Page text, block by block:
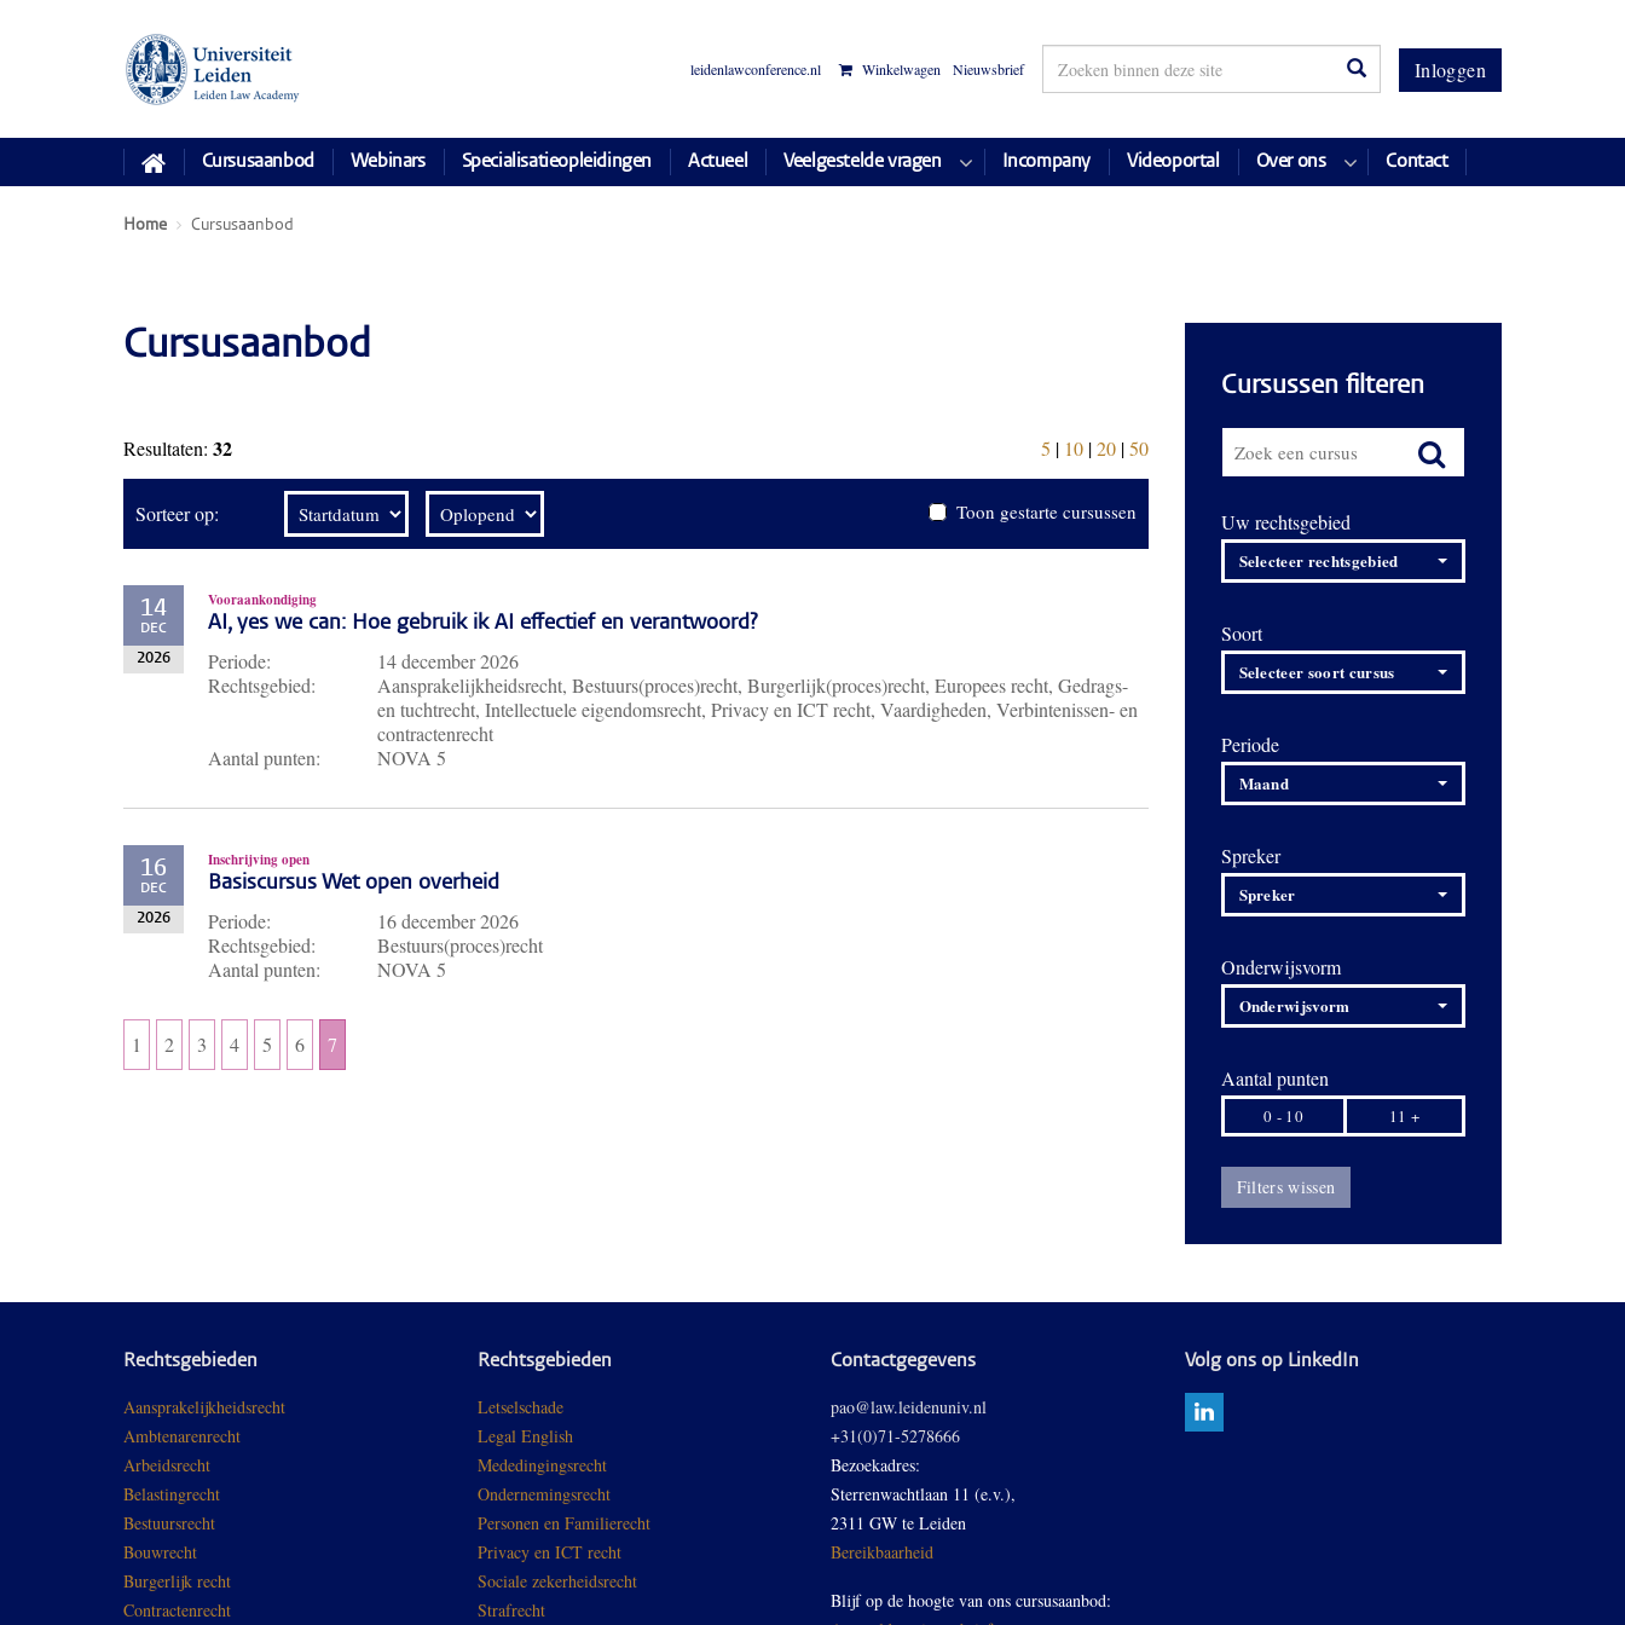
Inloggen
leidenlawconference.nl Winkelwagen Nieuwsbrief
Cursusaanbod Webinars Specialisatieopleidingen Actueel Veelgestelde vragen Incompany Videoportal Over ons Contact
Home Cursusaanbod
Cursusaanbod
Resultaten: 32 5 | 10|20|50
Sorteer op: Toon gestarte cursussen
14
DEC
2026
Vooraankondiging
AI, yes we can: Hoe gebruik ik AI effectief en verantwoord?
Periode:
14 december 2026
Rechtsgebied:
Aansprakelijkheidsrecht, Bestuurs(proces)recht, Burgerlijk(proces)recht, Europees recht, Gedrags-
en tuchtrecht, Intellectuele eigendomsrecht, Privacy en ICT recht, Vaardigheden, Verbintenissen- en
contractenrecht
Aantal punten:
NOVA 5
16
DEC
2026
Inschrijving open
Basiscursus Wet open overheid
Periode:
16 december 2026
Rechtsgebied:
Bestuurs(proces)recht
Aantal punten:
NOVA 5
1 2 3 4 5 6 7
Cursussen filteren
Uw rechtsgebied
Selecteer rechtsgebied
Soort
Selecteer soort cursus
Periode
Maand
Spreker
Spreker
Onderwijsvorm
Onderwijsvorm
Aantal punten
0 - 10 11 +
Filters wissen
Rechtsgebieden
Aansprakelijkheidsrecht
Ambtenarenrecht
Arbeidsrecht
Belastingrecht
Bestuursrecht
Bouwrecht
Burgerlijk recht
Contractenrecht
Rechtsgebieden
Letselschade
Legal English
Mededingingsrecht
Ondernemingsrecht
Personen en Familierecht
Privacy en ICT recht
Sociale zekerheidsrecht
Strafrecht
Contactgegevens
pao@law.leidenuniv.nl
+31(0)71-5278666
Bezoekadres:
Sterrenwachtlaan 11 (e.v.),
2311 GW te Leiden
Bereikbaarheid
Blijf op de hoogte van ons cursusaanbod:
Volg ons op LinkedIn